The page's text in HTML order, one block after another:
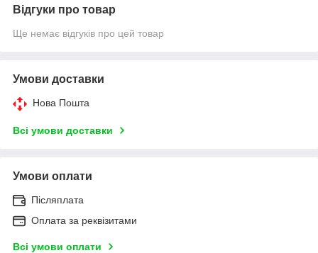
Відгуки про товар
Ще немає відгуків про цей товар
Умови доставки
Нова Пошта
Всі умови доставки
Умови оплати
Післяплата
Оплата за реквізитами
Всі умови оплати